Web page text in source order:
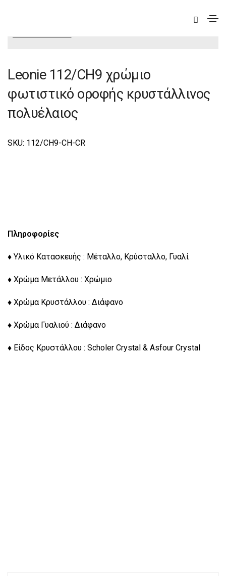
Leonie 112/CH9 χρώμιο
φωτιστικό οροφής κρυστάλλινος
πολυέλαιος
SKU: 112/CΗ9-CH-CR
Πληροφορίες
♦ Υλικό Κατασκευής : Μέταλλο, Κρύσταλλο, Γυαλί
♦ Χρώμα Μετάλλου : Χρώμιο
♦ Χρώμα Κρυστάλλου : Διάφανο
♦ Χρώμα Γυαλιού : Διάφανο
♦ Είδος Κρυστάλλου : Scholer Crystal & Asfour Crystal